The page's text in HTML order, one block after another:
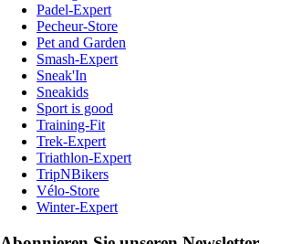
Padel-Expert
Pecheur-Store
Pet and Garden
Smash-Expert
Sneak'In
Sneakids
Sport is good
Training-Fit
Trek-Expert
Triathlon-Expert
TripNBikers
Vélo-Store
Winter-Expert